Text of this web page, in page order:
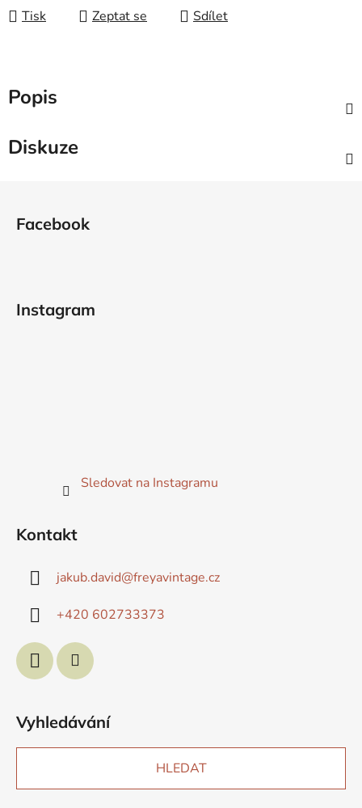
Tisk Zeptat se Sdílet
Popis
Diskuze
Facebook
Instagram
Sledovat na Instagramu
Kontakt
jakub.david@freyavintage.cz
+420 602733373
Vyhledávání
HLEDAT